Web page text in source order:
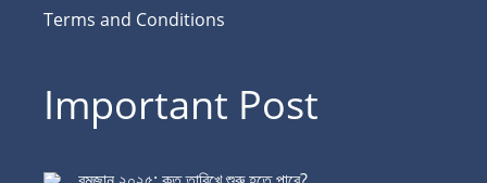
Terms and Conditions
Important Post